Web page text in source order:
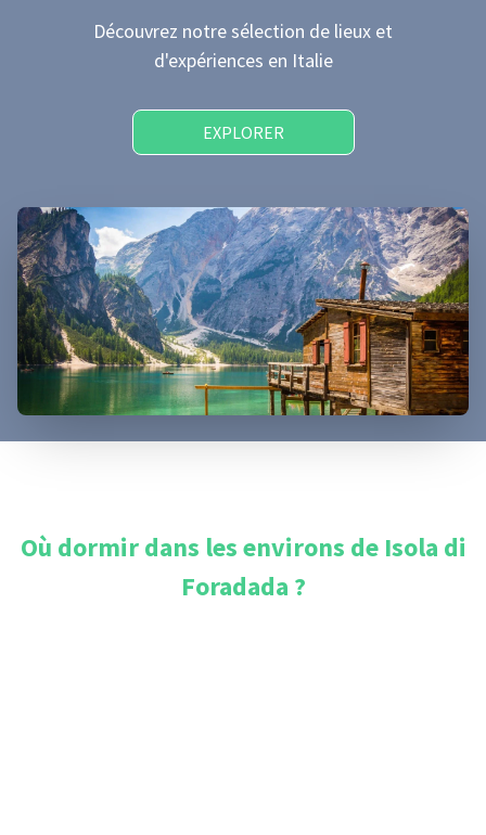
Découvrez notre sélection de lieux et
d'expériences en Italie
EXPLORER
Où dormir dans les environs de Isola di
Foradada ?